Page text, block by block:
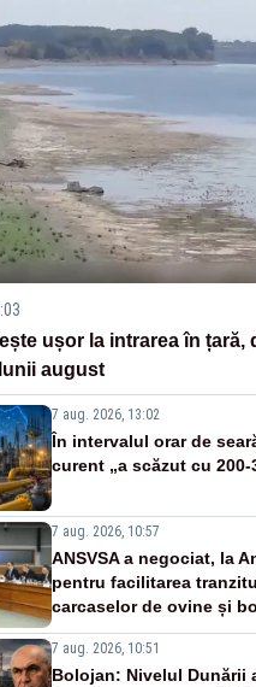
ușor la intrarea în țară,
august
7 aug. 2026, 13:02
În intervalul orar de
curent „a scăzut cu 200-
7 aug. 2026, 10:57
ANSVSA a negociat, la
pentru facilitarea
carcaselor de ovine și
7 aug. 2026, 10:51
Bolojan: Nivelul Dunării